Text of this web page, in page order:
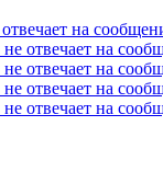
на
отвечает на
отвечает на
отвечает на
отвечает на